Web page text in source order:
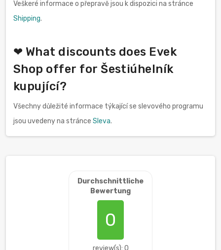
Veškeré informace o přepravě jsou k dispozici na stránce
Shipping.
❤ What discounts does Evek
Shop offer for Šestiúhelník
kupující?
Všechny důležité informace týkající se slevového programu
jsou uvedeny na stránce Sleva.
Durchschnittliche
Bewertung
0
review(s): 0